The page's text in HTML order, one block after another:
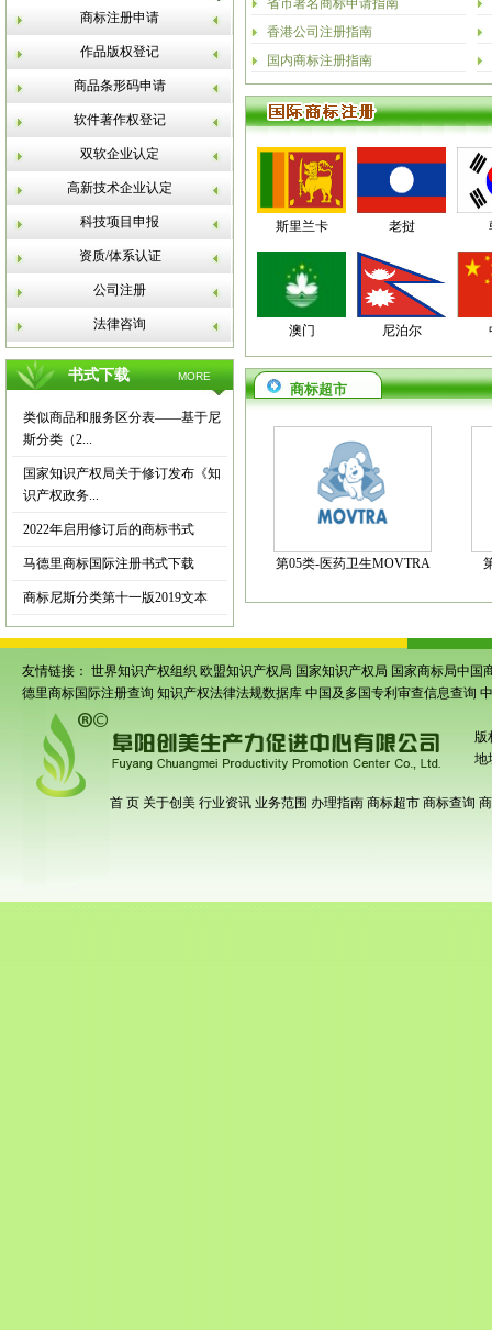
商标注册申请
作品版权登记
商品条形码申请
软件著作权登记
双软企业认定
高新技术企业认定
科技项目申报
资质/体系认证
公司注册
法律咨询
书式下载 MORE
类似商品和服务区分表——基于尼
斯分类（2...
国家知识产权局关于修订发布《知
识产权政务...
2022年启用修订后的商标书式
马德里商标国际注册书式下载
商标尼斯分类第十一版2019文本
省市著名商标申请指南
香港公司注册指南
国内商标注册指南
斯里兰卡 老挝
澳门 尼泊尔
商标超市
第05类-医药卫生MOVTRA
友情链接： 世界知识产权组织 欧盟知识产权局 国家知识产权局 国家商标局中国
德里商标国际注册查询 知识产权法律法规数据库 中国及多国专利审查信息查询
版
地
首 页 关于创美 行业资讯 业务范围 办理指南 商标超市 商标查询